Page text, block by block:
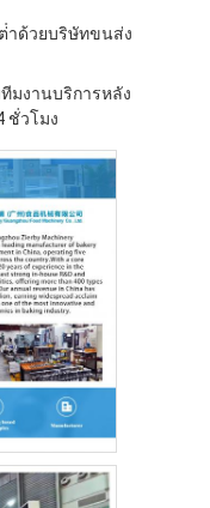
าด้วยบริษัทขนส่ง
มงานบริการหลัง
ชั่วโมง